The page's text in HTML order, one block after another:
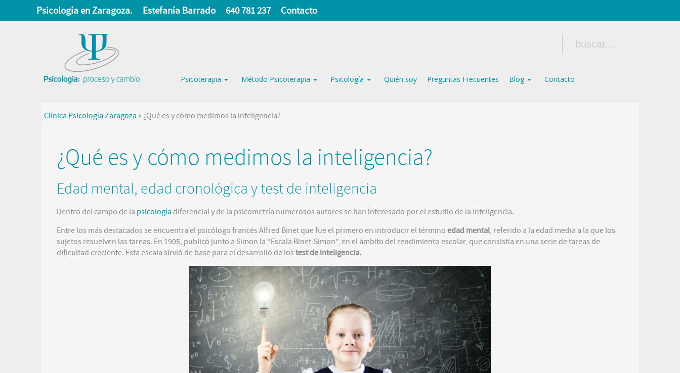
Psicología en Zaragoza. Estefanía Barrado 640 781 237 Contacto
Psicoterapia Método Psicoterapia Psicología Quién soy Preguntas Frecuentes Blog Contacto
Clínica Psicología Zaragoza » ¿Qué es y cómo medimos la inteligencia?
¿Qué es y cómo medimos la inteligencia?
Edad mental, edad cronológica y test de inteligencia
Dentro del campo de la psicología diferencial y de la psicometría numerosos autores se han interesado por el estudio de la inteligencia.
Entre los más destacados se encuentra el psicólogo francés Alfred Binet que fue el primero en introducir el término edad mental, referido a la edad media a la que los
sujetos resuelven las tareas. En 1905, publicó junto a Simon la “Escala Binet-Simon”, en el ámbito del rendimiento escolar, que consistía en una serie de tareas de
dificultad creciente. Esta escala sirvió de base para el desarrollo de los test de inteligencia.